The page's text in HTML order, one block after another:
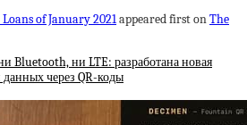
of January 2021appeared first onThe
Bluetooth, ни LTE: разработана новая
данных через QR-коды